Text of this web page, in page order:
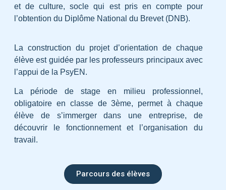
et de culture, socle qui est pris en compte pour
l’obtention du Diplôme National du Brevet (DNB).
La construction du projet d’orientation de chaque
élève est guidée par les professeurs principaux avec
l’appui de la PsyEN.
La période de stage en milieu professionnel,
obligatoire en classe de 3ème, permet à chaque
élève de s’immerger dans une entreprise, de
découvrir le fonctionnement et l’organisation du
travail.
Parcours des élèves